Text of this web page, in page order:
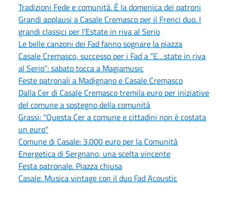
Tradizioni Fede e comunità. È la domenica dei patroni
Grandi applausi a Casale Cremasco per il Frenci duo. I
grandi classici per l'Estate in riva al Serio
Le belle canzoni dei Fad fanno sognare la piazza
Casale Cremasco, successo per i Fad a “E…state in riva
al Serio”: sabato tocca a Magiamusic
Feste patronali a Madignano e Casale Cremasco
Dalla Cer di Casale Cremasco tremila euro per iniziative
del comune a sostegno della comunità
Grassi: "Questa Cer a comune e cittadini non è costata
un euro"
Comune di Casale: 3.000 euro per la Comunità
Energetica di Sergnano, una scelta vincente
Festa patronale. Piazza chiusa
Casale. Musica vintage con il duo Fad Acoustic